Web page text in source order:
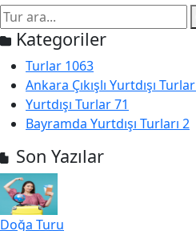
Kategoriler
Turlar 1063
Ankara Çıkışlı Yurtdışı Turlar
Yurtdışı Turlar71
Bayramda Yurtdışı Turları 2
Son Yazılar
Doğa Turu